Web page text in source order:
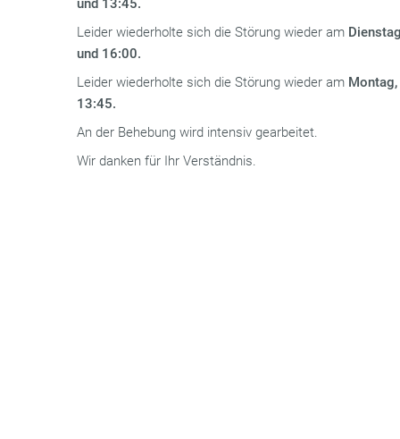
und 13:45.
Leider wiederholte sich die Störung wieder am
und 16:00.
Leider wiederholte sich die Störung wieder am
13:45.
An der Behebung wird intensiv gearbeitet.
Wir danken für Ihr Verständnis.